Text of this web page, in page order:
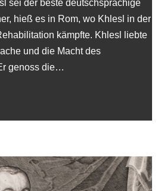
sei der beste deutschsprachige
hieß es in Rom, wo Khlesl in der
kämpfte. Khlesl liebte
und die Macht des
genoss die…